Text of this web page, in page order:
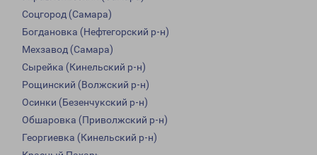
Соцгород (Самара)
Богдановка (Нефтегорский р-н)
Мехзавод (Самара)
Сырейка (Кинельский р-н)
Рощинский (Волжский р-н)
Осинки (Безенчукский р-н)
Обшаровка (Приволжский р-н)
Георгиевка (Кинельский р-н)